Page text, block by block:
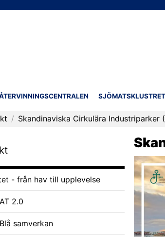
SJÖMATSKLUSTRET
/ Skandinaviska Cirkulära Industriparker
- från hav till upplevelse
2.0
samverkan